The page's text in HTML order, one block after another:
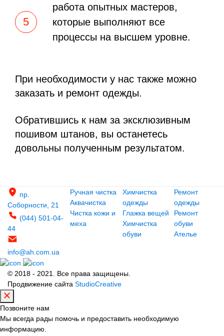
работа опытных мастеров,
которые выполняют все
процессы на высшем уровне.
При необходимости у нас также можно
заказать и ремонт одежды.
Обратившись к нам за эксклюзивным
пошивом штанов, вы останетесь
довольны полученным результатом.
пр.
Соборности, 21
(044) 501-04-
44
info@ah.com.ua
Ручная чистка
Аквачистка
Чистка кожи и
меха
Химчистка
одежды
Глажка вещей
Химчистка
обуви
Ремонт
одежды
Ремонт
обуви
Ателье
© 2018 - 2021. Все права защищены.
Продвижение сайта StudioCreative
Позвоните нам
Мы всегда рады помочь и предоставить необходимую
информацию.